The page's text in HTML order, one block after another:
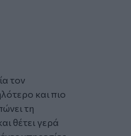
τον
και πιο
τη
θέτει γερά